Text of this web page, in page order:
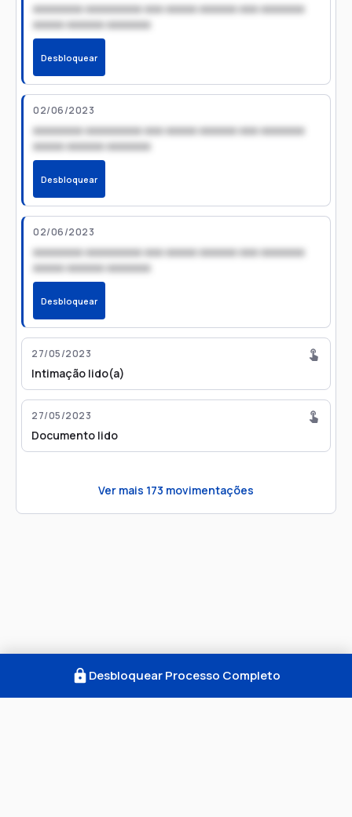
xxxxxxxx xxxxxxxxx xxx xxxxx xxxxxx xxx xxxxxxx
xxxxx xxxxxx xxxxxxx
Desbloquear
02/06/2023
xxxxxxxx xxxxxxxxx xxx xxxxx xxxxxx xxx xxxxxxx
xxxxx xxxxxx xxxxxxx
Desbloquear
02/06/2023
xxxxxxxx xxxxxxxxx xxx xxxxx xxxxxx xxx xxxxxxx
xxxxx xxxxxx xxxxxxx
Desbloquear
27/05/2023
Intimação lido(a)
27/05/2023
Documento lido
Ver mais 173 movimentações
Desbloquear Processo Completo